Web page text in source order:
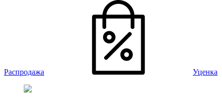
Распродажа Уценка